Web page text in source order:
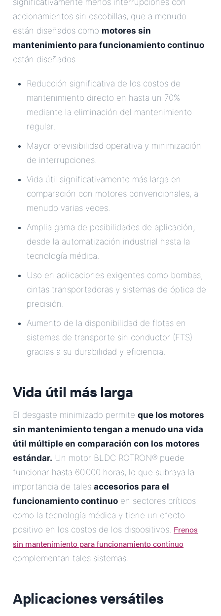
significativamente menos interrupciones con
accionamientos sin escobillas, que a menudo
están diseñados como motores sin
mantenimiento para funcionamiento continuo
están diseñados.
Reducción significativa de los costos de
mantenimiento directo en hasta un 70%
mediante la eliminación del mantenimiento
regular.
Mayor previsibilidad operativa y minimización
de interrupciones.
Vida útil significativamente más larga en
comparación con motores convencionales, a
menudo varias veces.
Amplia gama de posibilidades de aplicación,
desde la automatización industrial hasta la
tecnología médica.
Uso en aplicaciones exigentes como bombas,
cintas transportadoras y sistemas de óptica de
precisión.
Aumento de la disponibilidad de flotas en
sistemas de transporte sin conductor (FTS)
gracias a su durabilidad y eficiencia.
Vida útil más larga
El desgaste minimizado permite que los motores
sin mantenimiento tengan a menudo una vida
útil múltiple en comparación con los motores
estándar. Un motor BLDC ROTRON® puede
funcionar hasta 60.000 horas, lo que subraya la
importancia de tales accesorios para el
funcionamiento continuo en sectores críticos
como la tecnología médica y tiene un efecto
positivo en los costos de los dispositivos. Frenos
sin mantenimiento para funcionamiento continuo
complementan tales sistemas.
Aplicaciones versátiles